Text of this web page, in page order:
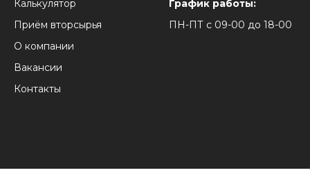
Калькулятор
Приём вторсырья
О компании
Вакансии
Контакты
График работы:
ПН-ПТ с 09-00 до 18-00